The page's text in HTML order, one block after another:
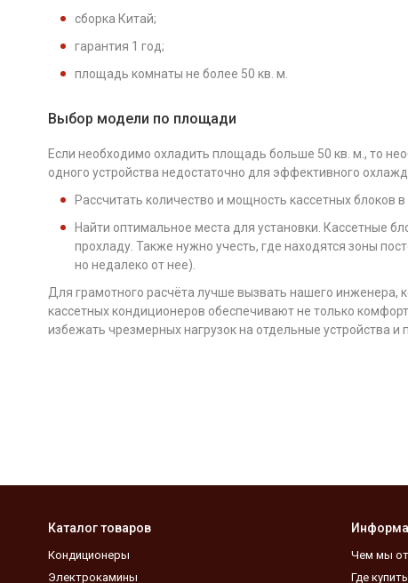
сборка Китай;
гарантия 1 год;
площадь комнаты не более 50 кв. м.
Выбор модели по площади
Если необходимо охладить площадь больше 50 кв. м., то
одного устройства недостаточно для эффективного
Рассчитать количество и мощность кассетных блоков
Найти оптимальное места для установки. Кассетные
прохладу. Также нужно учесть, где находятся зоны
но недалеко от нее).
Для грамотного расчёта лучше вызвать нашего инженера,
кассетных кондиционеров обеспечивают не только
избежать чрезмерных нагрузок на отдельные устройства
Каталог товаров
Кондиционеры
Электрокамины
Чем мы
Где купить